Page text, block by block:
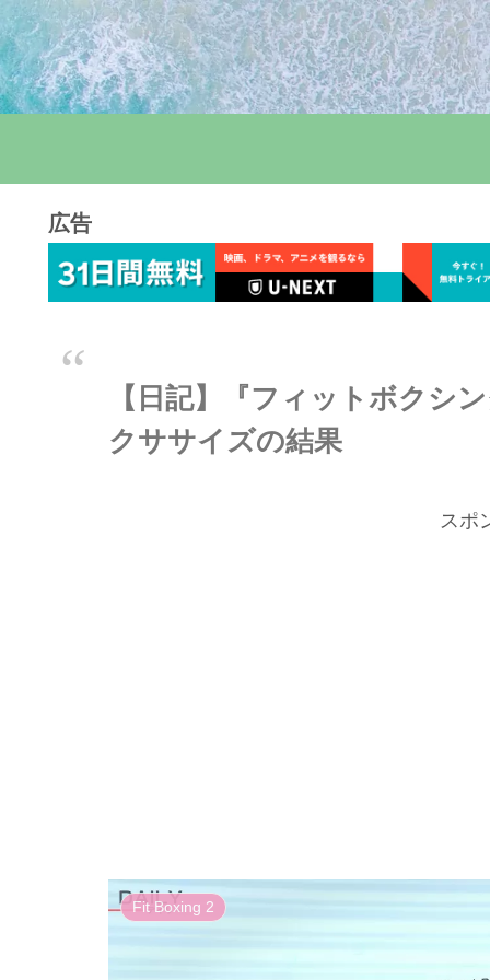
広告
【日記】『フィットボクシ
クササイズの結果
スポ
Fit Boxing 2